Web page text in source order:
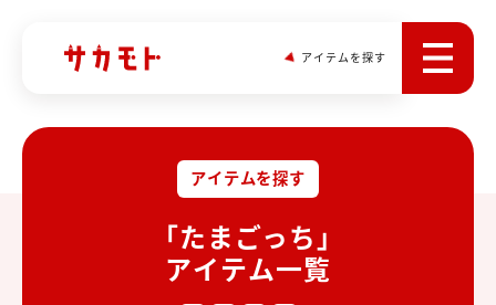
アイテムを探す
アイテムを探す
「たまごっち」
アイテム一覧